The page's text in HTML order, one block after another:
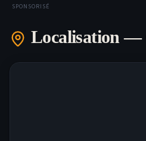
SPONSORISÉ
Localisation —